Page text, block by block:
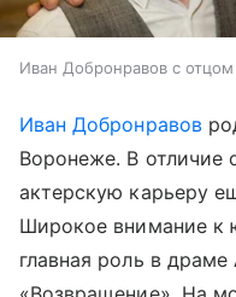
Иван Добронравов с отцом
Иван Добронравов
Воронеже. В отличие
актерскую карьеру
Широкое внимание к
главная роль в